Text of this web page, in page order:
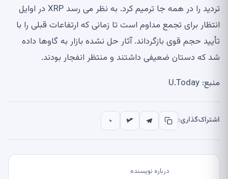
تردید را در همه جا ترمیم کرد. به نظر می رسد XRP در اوایل
انتظار برای تجمع مداوم است تا زمانی که ارتفاعات قبلی را با
تأیید حجم قوی بازگرداند. آثار حل نشده بازار به گاوها داده
شد که دستان ضعیفی داشتند و منتظر انفجار بودند.
منبع: U.Today
اشتراک‌گذاری:
درباره نویسنده